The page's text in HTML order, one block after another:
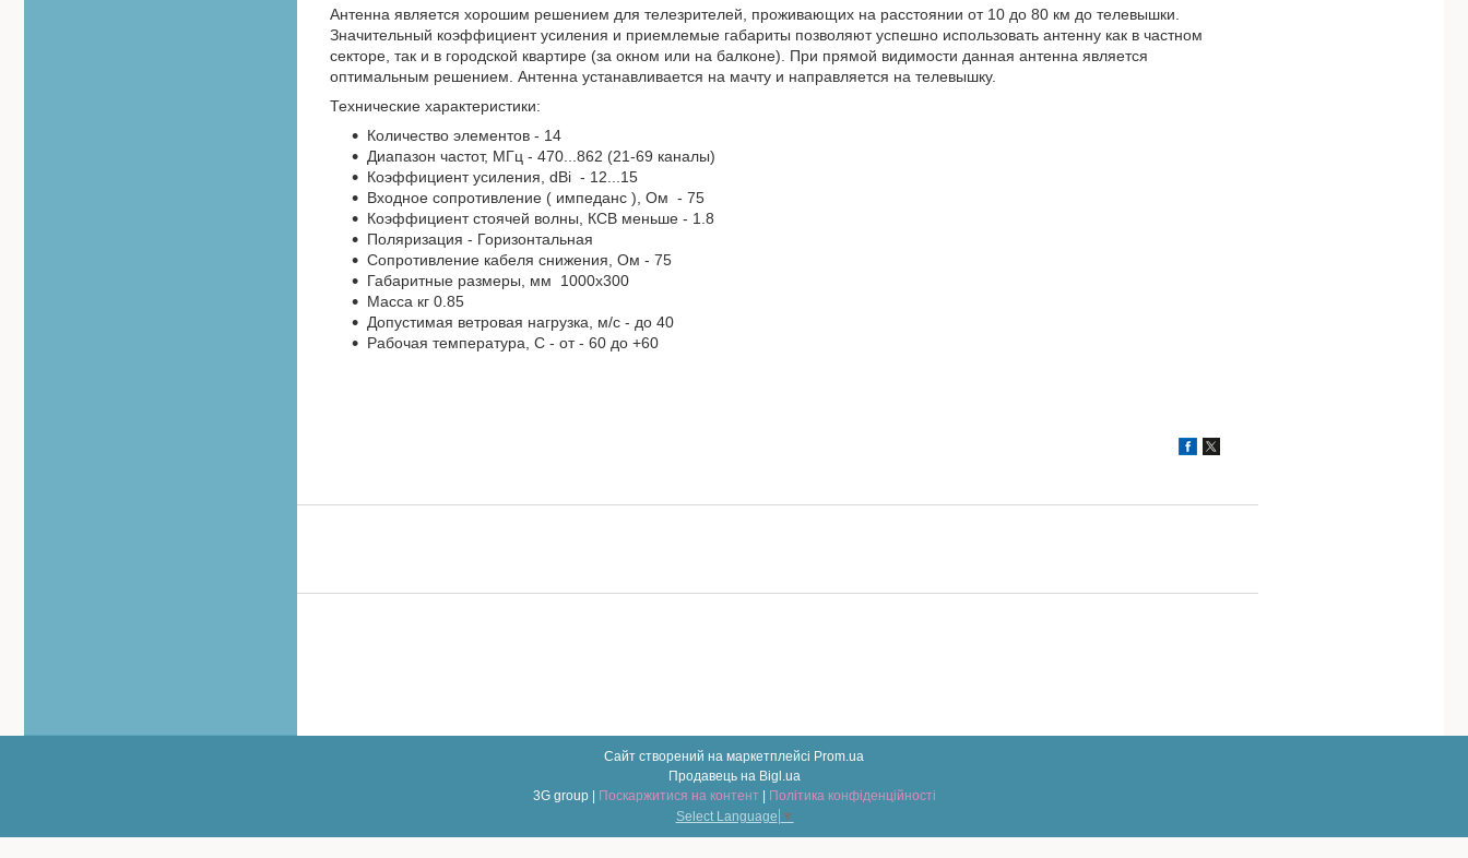
Антенна является хорошим решением для телезрителей, проживающих на расстоянии от 10 до 80 км до телевышки.
Значительный коэффициент усиления и приемлемые габариты позволяют успешно использовать антенну как в частном
секторе, так и в городской квартире (за окном или на балконе). При прямой видимости данная антенна является
оптимальным решением. Антенна устанавливается на мачту и направляется на телевышку.
Технические характеристики:
Количество элементов - 14
Диапазон частот, МГц - 470...862 (21-69 каналы)
Коэффициент усиления, dBi - 12...15
Входное сопротивление ( импеданс ), Ом - 75
Коэффициент стоячей волны, КСВ меньше - 1.8
Поляризация - Горизонтальная
Сопротивление кабеля снижения, Ом - 75
Габаритные размеры, мм 1000х300
Масса кг 0.85
Допустимая ветровая нагрузка, м/с - до 40
Рабочая температура, С - от - 60 до +60
Сайт створений на маркетплейсі Prom.ua
Продавець на Bigl.ua
Поскаржитися на контент
Політика конфіденційності
Select Language ▼